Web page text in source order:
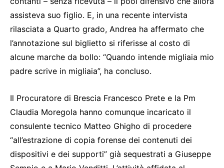
assisteva suo figlio. E, in una recente intervista
rilasciata a Quarto grado, Andrea ha affermato che
l’annotazione sul biglietto si riferisse al costo di
alcune marche da bollo: “Quando intende migliaia mio
padre scrive in migliaia”, ha concluso.
Il Procuratore di Brescia Francesco Prete e la Pm
Claudia Moregola hanno comunque incaricato il
consulente tecnico Matteo Ghigho di procedere
“all’estrazione di copia forense dei contenuti dei
dispositivi e dei supporti” già sequestrati a Giuseppe